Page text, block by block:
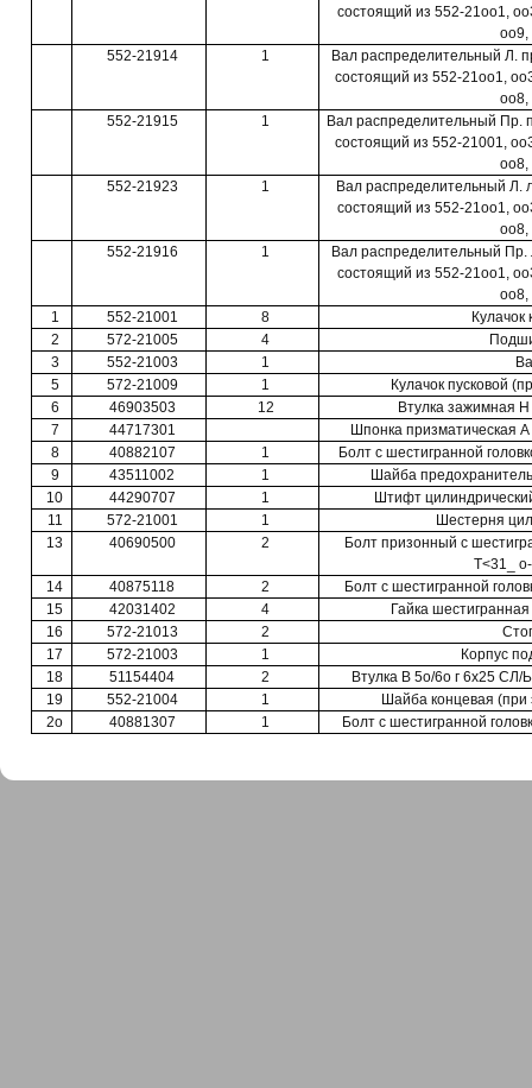
состоящий из 552-21оо1,
оо9,
552-21914
1
Вал распределительный Л.
состоящий из 552-21оо1,
оо8,
552-21915
1
Вал распределительный Пр.
состоящий из 552-21001,
оо8,
552-21923
1
Вал распределительный Л.
состоящий из 552-21оо1,
оо8,
552-21916
1
Вал распределительный Пр.
состоящий из 552-21оо1,
оо8,
1
552-21001 8
Кулачок
2
572-21005 4
3
552-21003 1
5
572-21009 1
Кулачок пусковой
6
46903503 12
Втулка зажимная
7
44717301
Шпонка призматическая
8
40882107 1
Болт с шестигранной
9
43511002 1
Шайба
10
44290707 1
Штифт
11
572-21001 1
Шестерня
13
40690500 2
Болт призонный с
Т<31_
14
40875118 2
Болт с шестигранной
15
42031402 4
Гайка
16
572-21013 2
17
572-21003 1
Корпус
18
51154404 2
Втулка В 5о/6о г 6x25
19
552-21004 1
Шайба концевая (при
2о
40881307 1 Болт с шестигранной